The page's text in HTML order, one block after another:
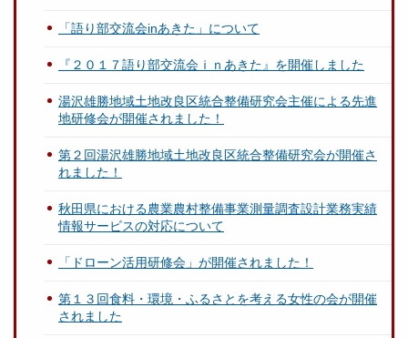
「語り部交流会inあきた」について
『２０１７語り部交流会ｉｎあきた』を開催しました
湯沢雄勝地域土地改良区統合整備研究会主催による先進
地研修会が開催されました！
第２回湯沢雄勝地域土地改良区統合整備研究会が開催さ
れました！
秋田県における農業農村整備事業測量調査設計業務実績
情報サービスの対応について
「ドローン活用研修会」が開催されました！
第１３回食料・環境・ふるさとを考える女性の会が開催
されました